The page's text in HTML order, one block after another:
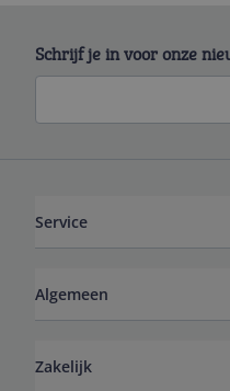
Schrijf je in voor onze
Service
Algemeen
Zakelijk